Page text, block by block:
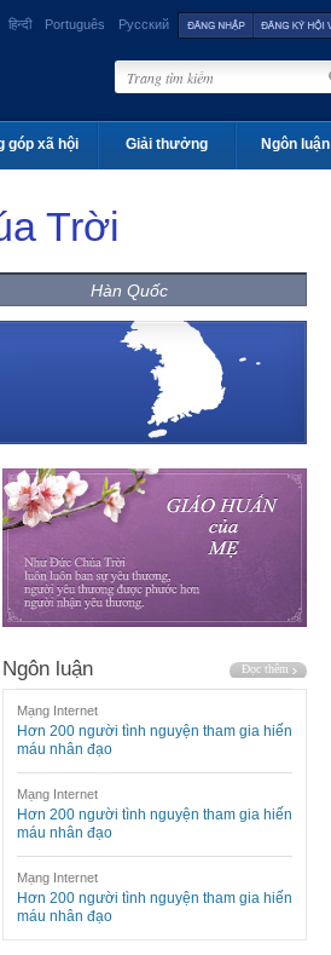
हिन्दी Português Русский
góp xã hội Giải thưởng Ngôn luận
Trời
Hàn Quốc
Ngôn luận
Mạng Internet
Hơn 200 người tình nguyện tham gia hiến
máu nhân đạo
Mạng Internet
Hơn 200 người tình nguyện tham gia hiến
máu nhân đạo
Mạng Internet
Hơn 200 người tình nguyện tham gia hiến
máu nhân đạo